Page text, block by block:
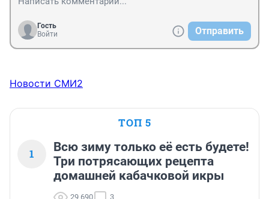
Гость
Войти
Отправить
Новости СМИ2
ТОП 5
1
Всю зиму только её есть будете!
Три потрясающих рецепта
домашней кабачковой икры
29 690 3